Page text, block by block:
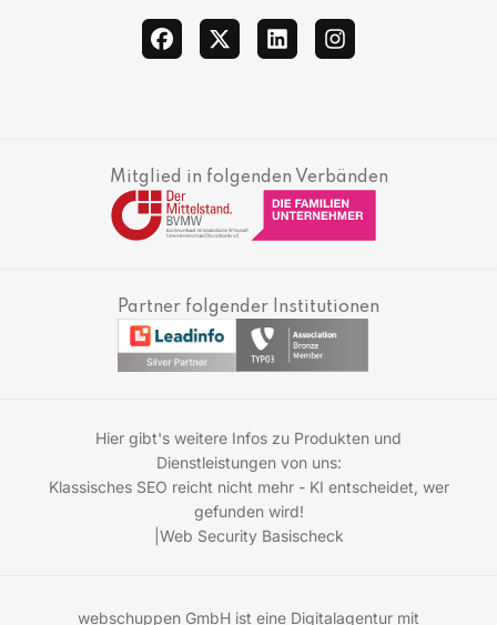
facebooktwitter linkedininstagram
Mitglied in folgenden Verbänden
Partner folgender Institutionen
Hier gibt's weitere Infos zu Produkten und
Dienstleistungen von uns:
Klassisches SEO reicht nicht mehr - KI entscheidet, wer
gefunden wird!
Web Security Basischeck
webschuppen GmbH ist eine Digitalagentur mit